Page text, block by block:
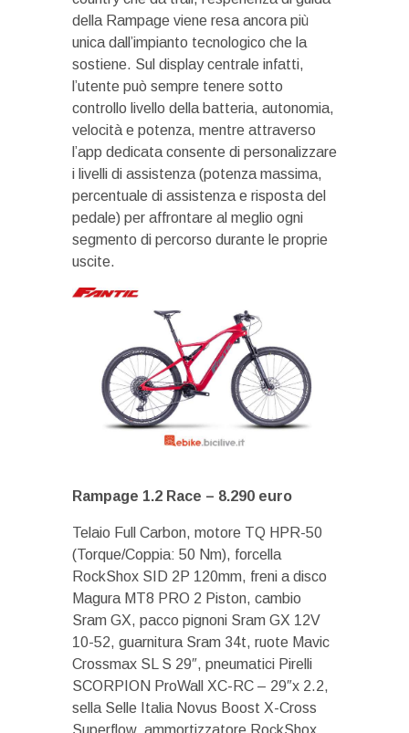
della Rampage viene resa ancora più
unica dall’impianto tecnologico che la
sostiene. Sul display centrale infatti,
l’utente può sempre tenere sotto
controllo livello della batteria, autonomia,
velocità e potenza, mentre attraverso
l’app dedicata consente di personalizzare
i livelli di assistenza (potenza massima,
percentuale di assistenza e risposta del
pedale) per affrontare al meglio ogni
segmento di percorso durante le proprie
uscite.
Rampage 1.2 Race – 8.290 euro
Telaio Full Carbon, motore TQ HPR-50
(Torque/Coppia: 50 Nm), forcella
RockShox SID 2P 120mm, freni a disco
Magura MT8 PRO 2 Piston, cambio
Sram GX, pacco pignoni Sram GX 12V
10-52, guarnitura Sram 34t, ruote Mavic
Crossmax SL S 29″, pneumatici Pirelli
SCORPION ProWall XC-RC – 29″x 2.2,
sella Selle Italia Novus Boost X-Cross
Superflow, ammortizzatore RockShox